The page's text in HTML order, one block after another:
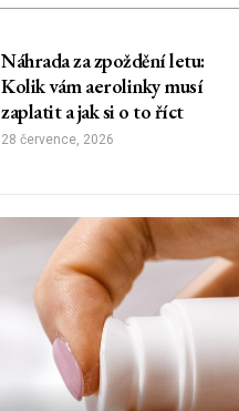
Náhrada za zpoždění letu:
Kolik vám aerolinky musí
zaplatit a jak si o to říct
28 července, 2026